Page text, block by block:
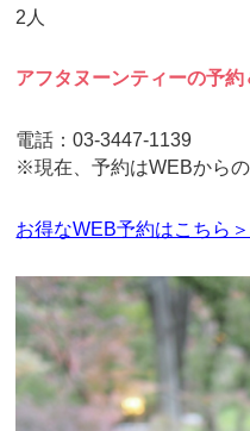
2人
アフタヌーンティーの予
電話：03-3447-1139
※現在、予約はWEBから
お得なWEB予約はこちら＞